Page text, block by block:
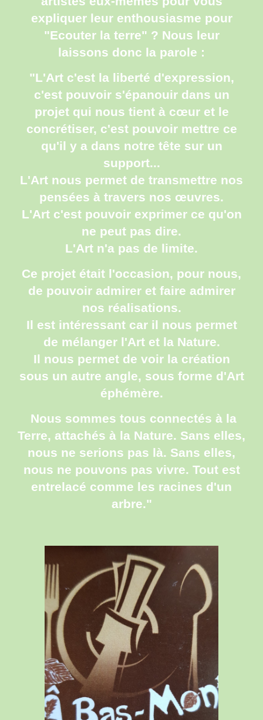
expliquer leur enthousiasme pour
"Ecouter la terre" ? Nous leur
laissons donc la parole :
"L'Art c'est la liberté d'expression,
c'est pouvoir s'épanouir dans un
projet qui nous tient à cœur et le
concrétiser, c'est pouvoir mettre ce
qu'il y a dans notre tête sur un
support...
L'Art nous permet de transmettre nos
pensées à travers nos œuvres.
L'Art c'est pouvoir exprimer ce qu'on
ne peut pas dire.
L'Art n'a pas de limite.
Ce projet était l'occasion, pour nous,
de pouvoir admirer et faire admirer
nos réalisations.
Il est intéressant car il nous permet
de mélanger l'Art et la Nature.
Il nous permet de voir la création
sous un autre angle, sous forme d'Art
éphémère.
Nous sommes tous connectés à la
Terre, attachés à la Nature. Sans elles,
nous ne serions pas là. Sans elles,
nous ne pouvons pas vivre. Tout est
entrelacé comme les racines d'un
arbre."